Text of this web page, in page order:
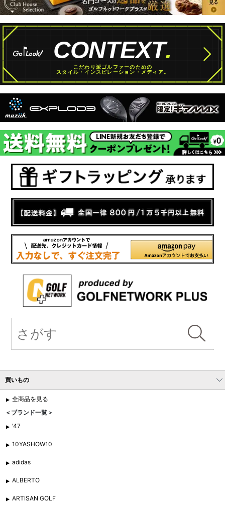
買いもの
全商品を見る
＜ブランド一覧＞
'47
10YASHOW10
adidas
ALBERTO
ARTISAN GOLF